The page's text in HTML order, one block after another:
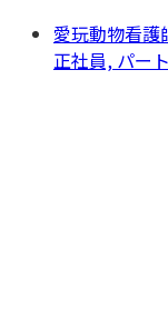
愛玩動物看護
正社員, パート